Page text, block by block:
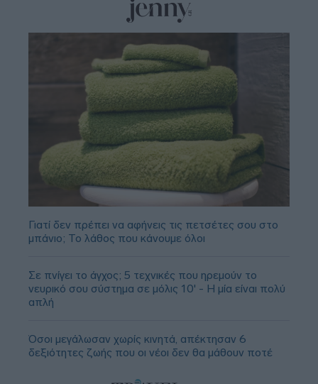
Γιατί δεν πρέπει να αφήνεις τις πετσέτες σου στο
μπάνιο; Το λάθος που κάνουμε όλοι
Σε πνίγει το άγχος; 5 τεχνικές που ηρεμούν το
νευρικό σου σύστημα σε μόλις 10' - Η μία είναι πολύ
απλή
Όσοι μεγάλωσαν χωρίς κινητά, απέκτησαν 6
δεξιότητες ζωής που οι νέοι δεν θα μάθουν ποτέ